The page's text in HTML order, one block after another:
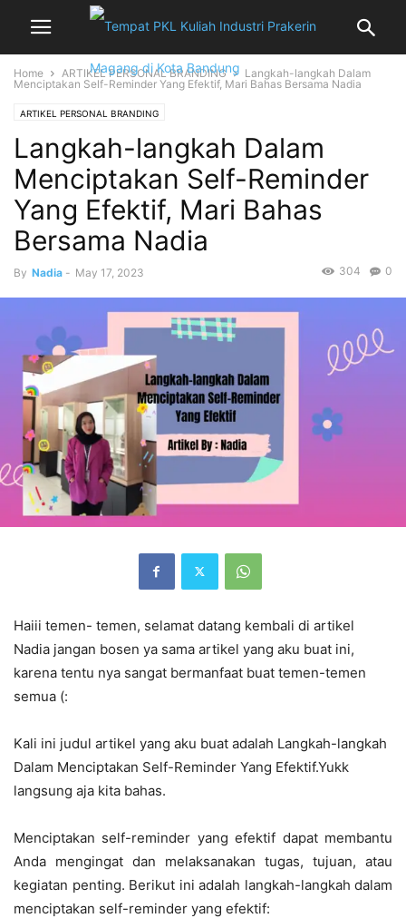
Home ARTIKEL PERSONAL BRANDING
Langkah-langkah Dalam
Menciptakan Self-Reminder Yang Efektif, Mari Bahas Bersama Nadia
ARTIKEL PERSONAL BRANDING
Langkah-langkah Dalam
Menciptakan Self-Reminder
Yang Efektif, Mari Bahas
Bersama Nadia
By Nadia - May 17, 2023 0
304
Haiii temen- temen, selamat datang kembali di artikel
Nadia jangan bosen ya sama artikel yang aku buat ini,
karena tentu nya sangat bermanfaat buat temen-temen
semua (:
Kali ini judul artikel yang aku buat adalah Langkah-langkah
Dalam Menciptakan Self-Reminder Yang Efektif.Yukk
langsung aja kita bahas.
Menciptakan self-reminder yang efektif dapat membantu
Anda mengingat dan melaksanakan tugas, tujuan, atau
kegiatan penting. Berikut ini adalah langkah-langkah dalam
menciptakan self-reminder yang efektif: